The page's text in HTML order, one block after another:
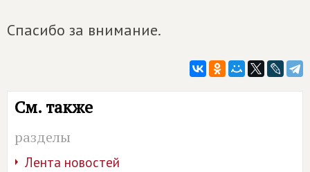
Спасибо за внимание.
См. также
разделы
Лента новостей